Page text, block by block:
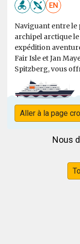
EN
Naviguant entre le
archipel arctique
expédition
Fair Isle et Jan
Spitzberg, vous
Aller à la page
Nous